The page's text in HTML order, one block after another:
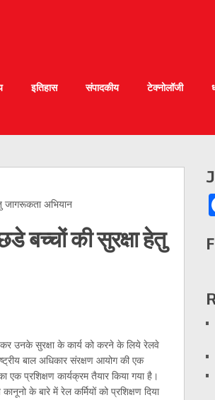
इतिहास संपादकीय टेक्नोलॉजी
जागरूकता अभियान
बच्चों की सुरक्षा हेतु
कर उनके सुरक्षा के कार्य को करने के लिये रेलवे
बाल अधिकार संरक्षण आयोग की एक
प्रशिक्षण कार्यक्रम तैयार किया गया है।
के बारे में रेल कर्मियों को प्रशिक्षण दिया